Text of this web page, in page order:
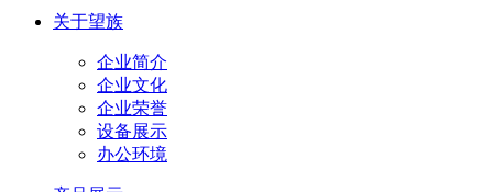
关于望族
企业简介
企业文化
企业荣誉
设备展示
办公环境